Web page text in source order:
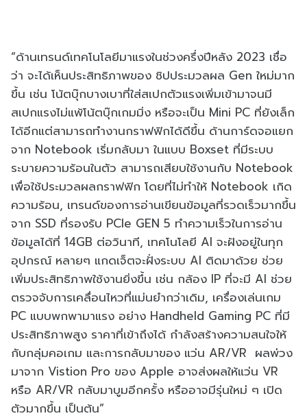
“ด้านเทรนด์เทคโนโลยีมาแรงในช่วงครึ่งปีหลัง 2023 เชื่อ
ว่า จะได้เห็นประสิทธิภาพของ ชิปประมวลผล Gen ใหม่มาก
ขึ้น เช่น โน้ตบุ๊กบางเบาที่ใส่สเปกตัวแรงเพิ่มเข้ามาจนมี
สเปกแรงไม่แพ้โน้ตบุ๊กเกมมิ่ง หรือจะเป็น Mini PC ที่ยังเล็ก
ได้อีกแต่สามารถทำงานกราฟฟิกได้ดีขึ้น ด้านการ์ดจอแยก
จาก Notebook เริ่มกลับมา ในแบบ Boxset ที่มีระบบ
ระบายความร้อนในตัว สามารถเสียบใช้งานกับ Notebook
เพื่อใช้ประมวลผลกราฟฟิก โดยที่ไม่ทำให้ Notebook เกิด
ความร้อน, เทรนด์ของการอ่านเขียนข้อมูลที่รวดเร็วมากขึ้น
จาก SSD ที่รองรับ PCIe GEN 5 ทำความเร็วในการอ่าน
ข้อมูลได้ที่ 14GB ต่อวินาที, เทคโนโลยี AI จะฝังอยู่ในทุก
อุปกรณ์ หลายๆ แกดเจ็ตจะฝั่งระบบ AI ติดมาด้วย ช่วย
เพิ่มประสิทธิภาพใช้งานยิ่งขึ้น เช่น กล้อง IP ที่จะมี AI ช่วย
ตรวจจับการเคลื่อนไหวที่แม่นยำกว่าเดิม, เครื่องเล่นเกม
PC แบบพกพามาแรง อย่าง Handheld Gaming PC ที่มี
ประสิทธิภาพสูง ราคาที่เข้าถึงได้ กำลังสร้างความสนใจให้
กับกลุ่มคอเกม และการกลับมาของ แว่น AR/VR ผลพ่วง
มาจาก Vistion Pro ของ Apple อาจส่งผลให้แว่น VR
หรือ AR/VR กลับมาบูมอีกครั้ง หรืออาจมีรุ่นใหม่ ๆ เปิด
ตัวมากขึ้น เป็นต้น”